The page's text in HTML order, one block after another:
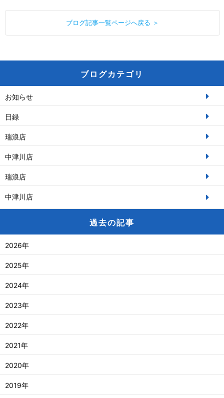
ブログ記事一覧ページへ戻る ＞
ブログカテゴリ
お知らせ
日録
瑞浪店
中津川店
瑞浪店
中津川店
過去の記事
2026年
2025年
2024年
2023年
2022年
2021年
2020年
2019年